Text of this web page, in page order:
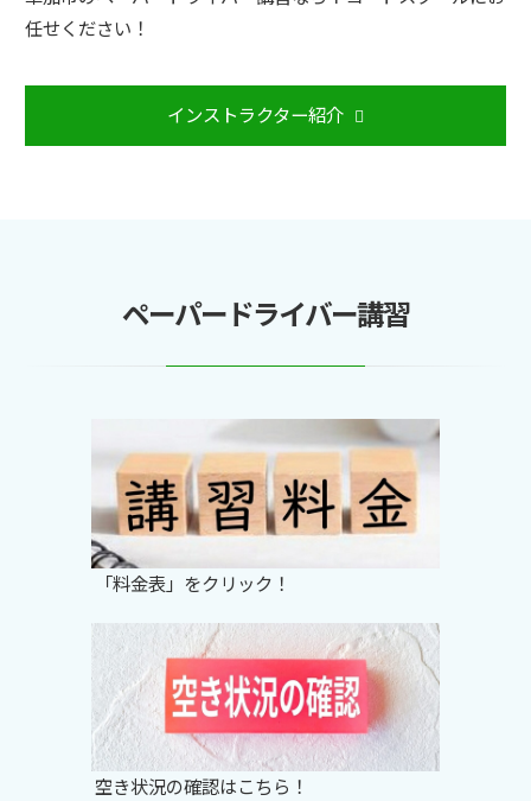
任せください！
インストラクター紹介
ペーパードライバー講習
「料金表」をクリック！
空き状況の確認はこちら！